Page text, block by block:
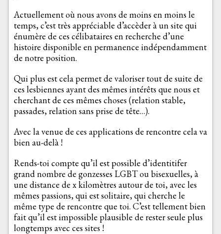
Actuellement où nous avons de moins en moins le
temps, c’est très appréciable d’accèder à un site qui
énumère de ces célibataires en recherche d’une
histoire disponible en permanence indépendamment
de notre position.
Qui plus est cela permet de valoriser tout de suite de
ces lesbiennes ayant des mêmes intérêts que nous et
cherchant de ces mêmes choses (relation stable,
passades, relation sans prise de tête…).
Avec la venue de ces applications de rencontre cela va
bien au-delà !
Rends-toi compte qu’il est possible d’identitifer
grand nombre de gonzesses LGBT ou bisexuelles, à
une distance de x kilomètres autour de toi, avec les
mêmes passions, qui est solitaire, qui cherche le
même type de rencontre que toi. C’est tellement bien
fait qu’il est impossible plausible de rester seule plus
longtemps avec ces sites !